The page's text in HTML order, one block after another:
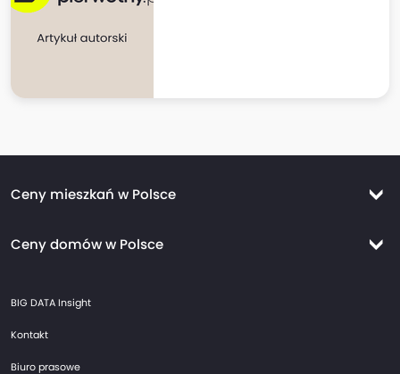
Ceny mieszkań w Polsce
Ceny mieszkań Kraków
Ceny domów w Polsce
Ceny domów Kraków
Ceny domów Wrocław
Ceny domów Trójmiasto
BIG DATA Insight
Kontakt
Biuro prasowe